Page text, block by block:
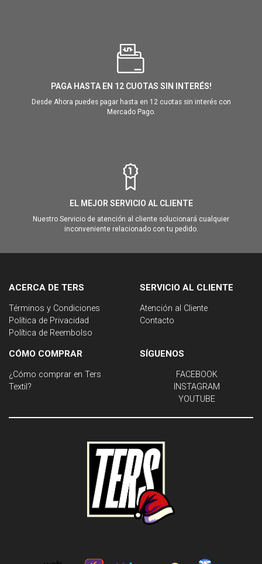
PAGA HASTA EN 12 CUOTAS SIN INTERÉS!
Desde Ahora puedes pagar hasta en 12 cuotas sin interés con
Mercado Pago.
EL MEJOR SERVICIO AL CLIENTE
Nuestro Servicio de atención al cliente solucionará cualquier
inconveniente relacionado con tu pedido.
ACERCA DE TERS
Términos y Condiciones
Política de Privacidad
Política de Reembolso
SERVICIO AL CLIENTE
Atención al Cliente
Contacto
CÓMO COMPRAR
¿Cómo comprar en Ters
Textil?
SÍGUENOS
FACEBOOK
INSTAGRAM
YOUTUBE